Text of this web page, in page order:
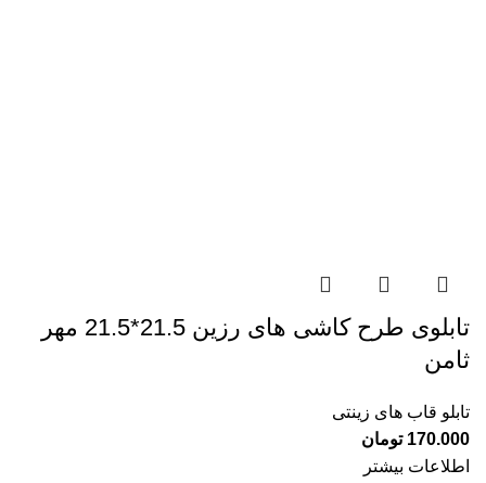
تابلوی طرح کاشی های رزین 21.5*21.5 مهر
ثامن
تابلو قاب های زینتی
170.000 تومان
اطلاعات بیشتر